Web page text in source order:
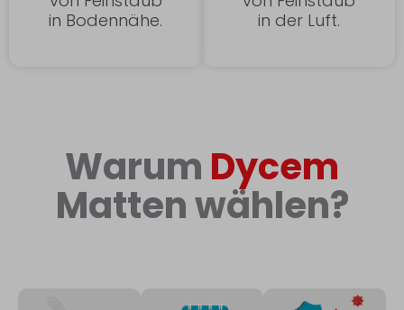
in Bodennähe.
in der Luft.
Warum Dycem
Matten wählen?